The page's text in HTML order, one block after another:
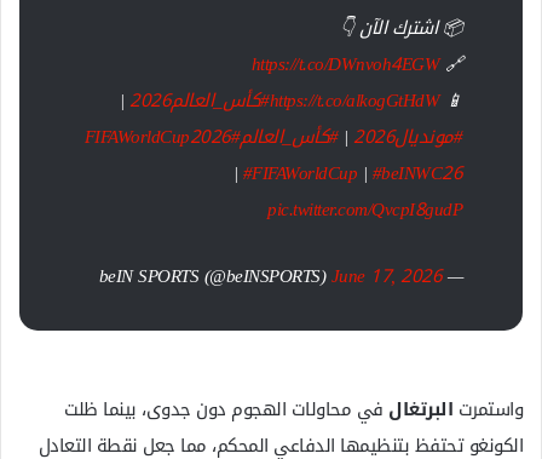
📦 اشترك الآن 👇
🔗
https://t.co/DWnvoh4EGW
📱
https://t.co/alkogGtHdW#كأس_العالم2026
|
#مونديال2026
|#كأس_العالم#FIFAWorldCup2026
|#FIFAWorldCup |#beINWC26
pic.twitter.com/QvcpI8gudP
— beIN SPORTS (@beINSPORTS)
June 17, 2026
واستمرت البرتغال في محاولات الهجوم دون جدوى، بينما ظلت
الكونغو تحتفظ بتنظيمها الدفاعي المحكم، مما جعل نقطة التعادل